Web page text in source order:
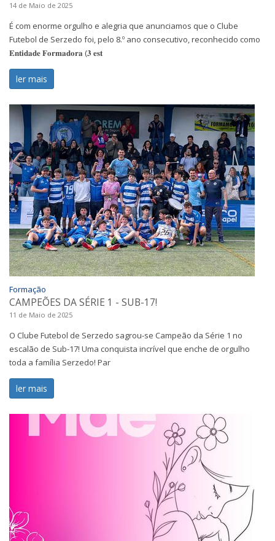
14 de Maio de 2025
É com enorme orgulho e alegria que anunciamos que o Clube
Futebol de Serzedo foi, pelo 8.º ano consecutivo, reconhecido como
𝐄𝐧𝐭𝐢𝐝𝐚𝐝𝐞 𝐅𝐨𝐫𝐦𝐚𝐝𝐨𝐫𝐚 (𝟑 𝐞𝐬𝐭
ler mais
Formação
CAMPEÕES DA SÉRIE 1 - SUB-17!
11 de Maio de 2025
O Clube Futebol de Serzedo sagrou-se Campeão da Série 1 no
escalão de Sub-17! Uma conquista incrível que enche de orgulho
toda a família Serzedo! Par
ler mais